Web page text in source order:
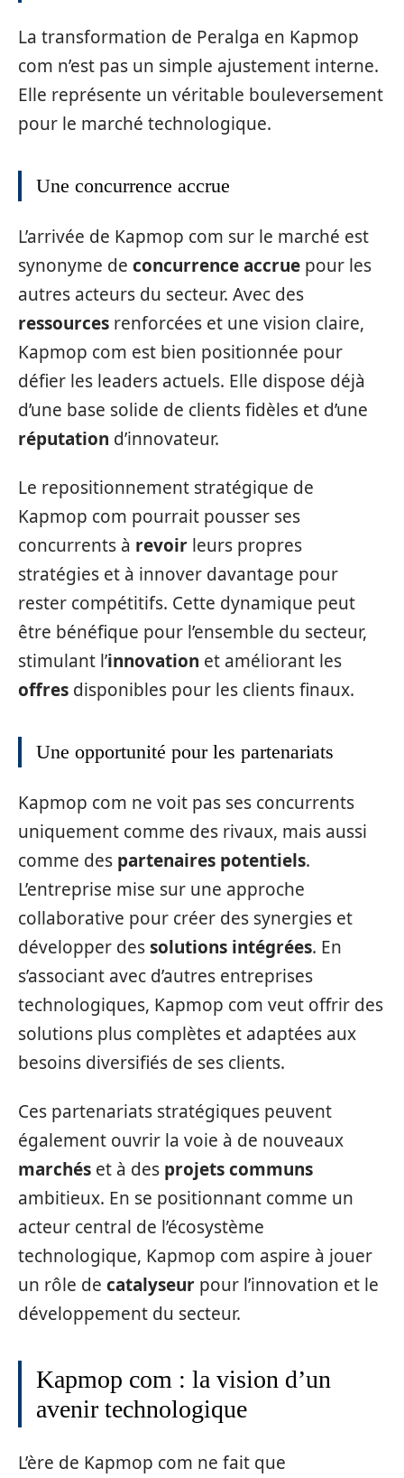
La transformation de Peralga en Kapmop
com n’est pas un simple ajustement interne.
Elle représente un véritable bouleversement
pour le marché technologique.
Une concurrence accrue
L’arrivée de Kapmop com sur le marché est
synonyme de concurrence accrue pour les
autres acteurs du secteur. Avec des
ressources renforcées et une vision claire,
Kapmop com est bien positionnée pour
défier les leaders actuels. Elle dispose déjà
d’une base solide de clients fidèles et d’une
réputation d’innovateur.
Le repositionnement stratégique de
Kapmop com pourrait pousser ses
concurrents à revoir leurs propres
stratégies et à innover davantage pour
rester compétitifs. Cette dynamique peut
être bénéfique pour l’ensemble du secteur,
stimulant l’innovation et améliorant les
offres disponibles pour les clients finaux.
Une opportunité pour les partenariats
Kapmop com ne voit pas ses concurrents
uniquement comme des rivaux, mais aussi
comme des partenaires potentiels.
L’entreprise mise sur une approche
collaborative pour créer des synergies et
développer dessolutions intégrées. En
s’associant avec d’autres entreprises
technologiques, Kapmop com veut offrir des
solutions plus complètes et adaptées aux
besoins diversifiés de ses clients.
Ces partenariats stratégiques peuvent
également ouvrir la voie à de nouveaux
marchés et à des projets communs
ambitieux. En se positionnant comme un
acteur central de l’écosystème
technologique, Kapmop com aspire à jouer
un rôle de catalyseur pour l’innovation et le
développement du secteur.
Kapmop com : la vision d’un
avenir technologique
L’ère de Kapmop com ne fait que